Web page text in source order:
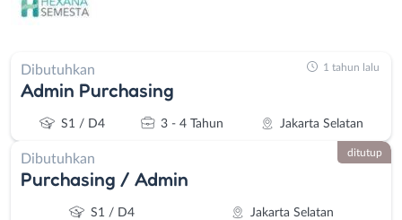
Dibutuhkan
Admin Purchasing
S1 / D4 3 - 4 Tahun Jakarta Selatan
1 tahun lalu
Dibutuhkan
Purchasing / Admin
S1 / D4 Jakarta Selatan
ditutup